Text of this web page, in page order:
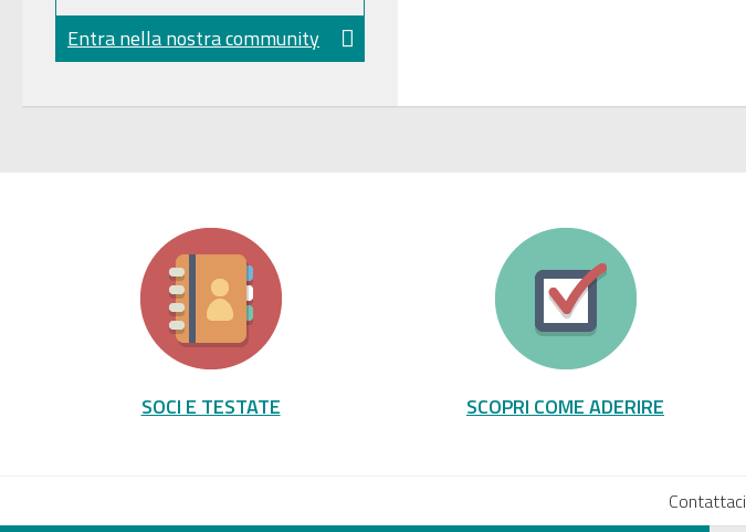
Entra nella nostra community
SOCI E TESTATE SCOPRI COME ADERIRE
Contattaci